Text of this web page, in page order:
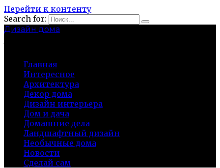
Перейти к контенту
Search for:
Дизайн дома
Главная
Интересное
Архитектура
Декор дома
Дизайн интерьера
Дом и дача
Домашние дела
Ландшафтный дизайн
Необычные дома
Новости
Сделай сам